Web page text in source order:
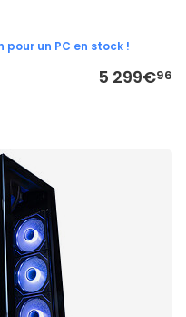
pour un PC en stock !
5 299€96